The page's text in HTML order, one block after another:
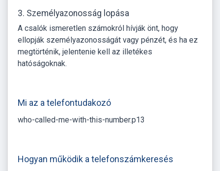
3. Személyazonosság lopása
A csalók ismeretlen számokról hívják önt, hogy
ellopják személyazonosságát vagy pénzét, és ha ez
megtörténik, jelentenie kell az illetékes
hatóságoknak.
Mi az a telefontudakozó
who-called-me-with-this-number.p13
Hogyan működik a telefonszámkeresés